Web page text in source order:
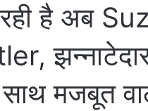
है अब
मजबूत